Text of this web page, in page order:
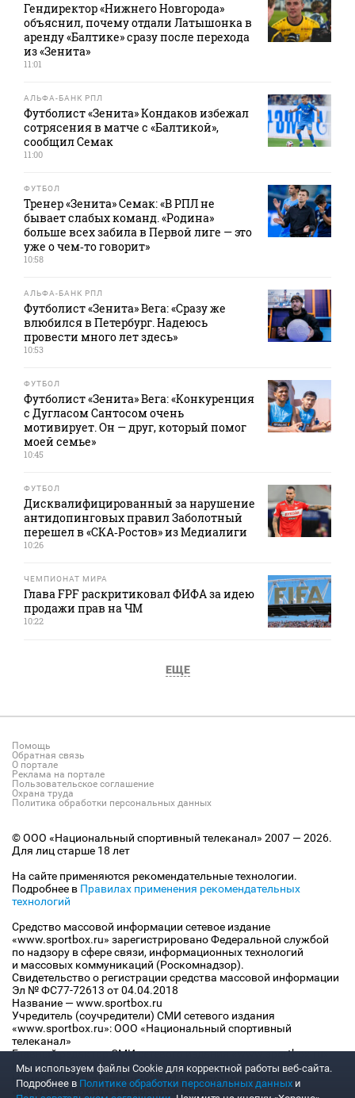
Гендиректор «Нижнего Новгорода»
объяснил, почему отдали Латышонка в
аренду «Балтике» сразу после перехода
из «Зенита»
11:01
АЛЬФА-БАНК РПЛ
Футболист «Зенита» Кондаков избежал
сотрясения в матче с «Балтикой»,
сообщил Семак
11:00
ФУТБОЛ
Тренер «Зенита» Семак: «В РПЛ не
бывает слабых команд. «Родина»
больше всех забила в Первой лиге — это
уже о чем‑то говорит»
10:58
АЛЬФА-БАНК РПЛ
Футболист «Зенита» Вега: «Сразу же
влюбился в Петербург. Надеюсь
провести много лет здесь»
10:53
ФУТБОЛ
Футболист «Зенита» Вега: «Конкуренция
с Дугласом Сантосом очень
мотивирует. Он — друг, который помог
моей семье»
10:45
ФУТБОЛ
Дисквалифицированный за нарушение
антидопинговых правил Заболотный
перешел в «СКА‑Ростов» из Медиалиги
10:26
ЧЕМПИОНАТ МИРА
Глава FPF раскритиковал ФИФА за идею
продажи прав на ЧМ
10:22
ЕЩЕ
Помощь
Обратная связь
О портале
Реклама на портале
Пользовательское соглашение
Охрана труда
Политика обработки персональных данных
© ООО «Национальный спортивный телеканал» 2007 — 2026.
Для лиц старше 18 лет
На сайте применяются рекомендательные технологии.
Подробнее в Правилах применения рекомендательных
технологий
Средство массовой информации сетевое издание
«www.sportbox.ru» зарегистрировано Федеральной службой
по надзору в сфере связи, информационных технологий
и массовых коммуникаций (Роскомнадзор).
Свидетельство о регистрации средства массовой информации
Эл № ФС77-72613 от 04.04.2018
Название — www.sportbox.ru
Учредитель (соучредители) СМИ сетевого издания
«www.sportbox.ru»: ООО «Национальный спортивный
телеканал»
Главный редактор СМИ сетевого издания «www.sportbox.ru»:
Конов В.А.
Номер телефона редакции СМИ сетевого издания
«www.sportbox.ru»: +7 (495) 653 8419
Мы используем файлы Сookie для корректной работы веб-сайта.
Подробнее в Политике обработки персональных данных и